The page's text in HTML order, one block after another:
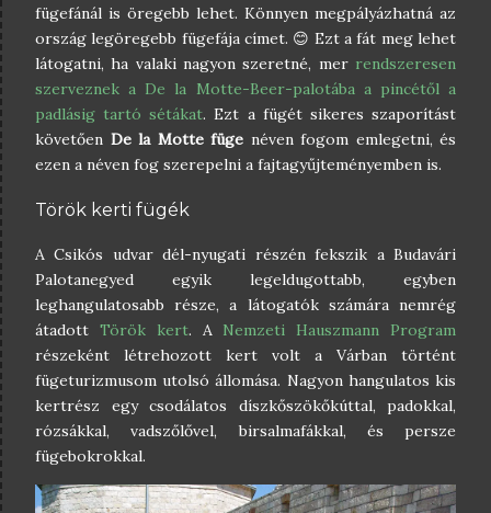
fügefánál is öregebb lehet. Könnyen megpályázhatná az
ország legöregebb fügefája címet. 😊 Ezt a fát meg lehet
látogatni, ha valaki nagyon szeretné, mer rendszeresen
szerveznek a De la Motte-Beer-palotába a pincétől a
padlásig tartó sétákat. Ezt a fügét sikeres szaporítást
követően De la Motte füge néven fogom emlegetni, és
ezen a néven fog szerepelni a fajtagyűjteményemben is.
Török kerti fügék
A Csikós udvar dél-nyugati részén fekszik a Budavári
Palotanegyed egyik legeldugottabb, egyben
leghangulatosabb része, a látogatók számára nemrég
átadott Török kert. A Nemzeti Hauszmann Program
részeként létrehozott kert volt a Várban történt
fügeturizmusom utolsó állomása. Nagyon hangulatos kis
kertrész egy csodálatos díszkőszökőkúttal, padokkal,
rózsákkal, vadszőlővel, birsalmafákkal, és persze
fügebokrokkal.